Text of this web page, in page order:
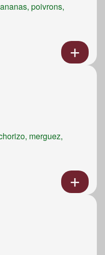
poivrons,
merguez,